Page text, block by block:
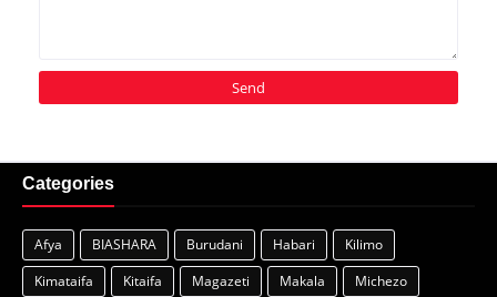
Categories
Afya BIASHARA Burudani Habari
Kilimo
Kimataifa
Kitaifa Magazeti Makala
Michezo